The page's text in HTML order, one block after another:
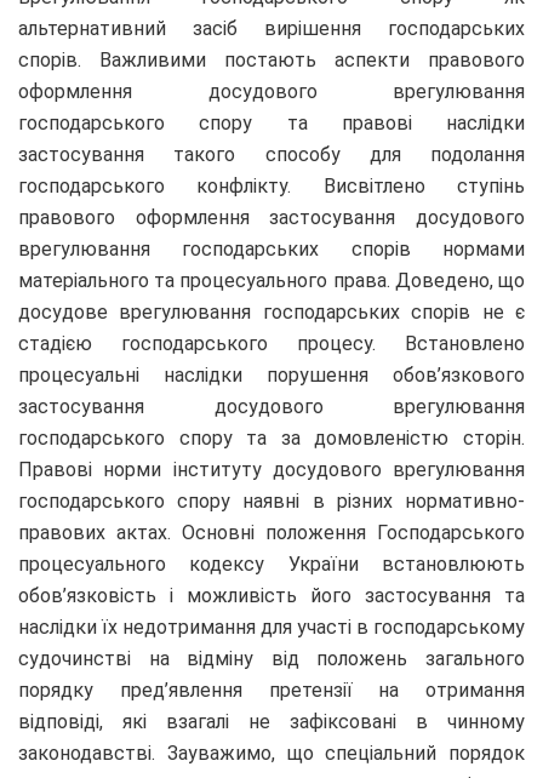
альтернативний засіб вирішення господарських
спорів. Важливими постають аспекти правового
оформлення досудового врегулювання
господарського спору та правові наслідки
застосування такого способу для подолання
господарського конфлікту. Висвітлено ступінь
правового оформлення застосування досудового
врегулювання господарських спорів нормами
матеріального та процесуального права. Доведено, що
досудове врегулювання господарських спорів не є
стадією господарського процесу. Встановлено
процесуальні наслідки порушення обов’язкового
застосування досудового врегулювання
господарського спору та за домовленістю сторін.
Правові норми інституту досудового врегулювання
господарського спору наявні в різних нормативно-
правових актах. Основні положення Господарського
процесуального кодексу України встановлюють
обов’язковість і можливість його застосування та
наслідки їх недотримання для участі в господарському
судочинстві на відміну від положень загального
порядку пред’явлення претензії на отримання
відповіді, які взагалі не зафіксовані в чинному
законодавстві. Зауважимо, що спеціальний порядок